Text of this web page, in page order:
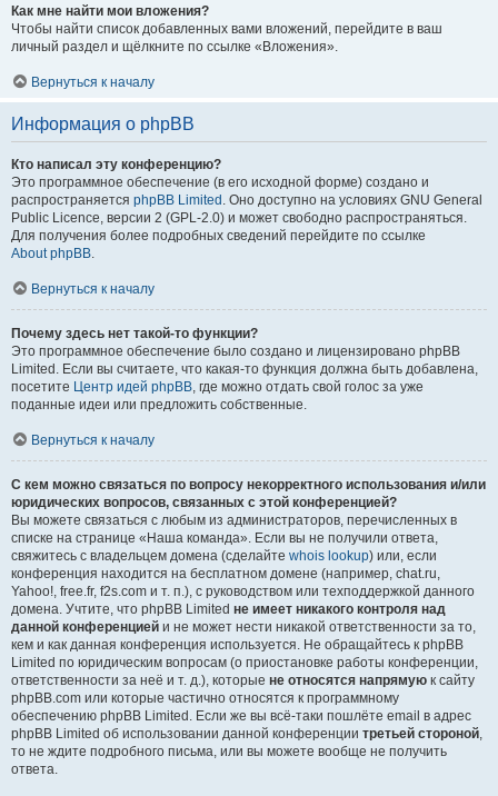
Как мне найти мои вложения?
Чтобы найти список добавленных вами вложений, перейдите в ваш
личный раздел и щёлкните по ссылке «Вложения».
Вернуться к началу
Информация о phpBB
Кто написал эту конференцию?
Это программное обеспечение (в его исходной форме) создано и
распространяется phpBB Limited . Оно доступно на условиях GNU General
Public Licence, версии 2 (GPL-2.0) и может свободно распространяться.
Для получения более подробных сведений перейдите по ссылке
About phpBB.
Вернуться к началу
Почему здесь нет такой-то функции?
Это программное обеспечение было создано и лицензировано phpBB
Limited. Если вы считаете, что какая-то функция должна быть добавлена,
посетите Центр идей phpBB, где можно отдать свой голос за уже
поданные идеи или предложить собственные.
Вернуться к началу
С кем можно связаться по вопросу некорректного использования и/или
юридических вопросов, связанных с этой конференцией?
Вы можете связаться с любым из администраторов, перечисленных в
списке на странице «Наша команда». Если вы не получили ответа,
свяжитесь с владельцем домена (сделайте whois lookup) или, если
конференция находится на бесплатном домене (например, chat.ru,
Yahoo!, free.fr, f2s.com и т. п.), с руководством или техподдержкой данного
домена. Учтите, что phpBB Limited не имеет никакого контроля над
данной конференцией и не может нести никакой ответственности за то,
кем и как данная конференция используется. Не обращайтесь к phpBB
Limited по юридическим вопросам (о приостановке работы конференции,
ответственности за неё и т. д.), которые не относятся напрямую к сайту
phpBB.com или которые частично относятся к программному
обеспечению phpBB Limited. Если же вы всё-таки пошлёте email в адрес
phpBB Limited об использовании данной конференции третьей стороной,
то не ждите подробного письма, или вы можете вообще не получить
ответа.